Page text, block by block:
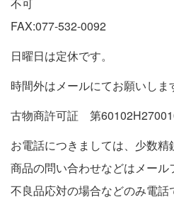
FAX:077-532-0092
日曜日は定休です。
時間外はメールにてお願いし
古物商許可証 第
お電話につきましては、少数
商品の問い合わせなどはメール
不良品応対の場合などのみ電話